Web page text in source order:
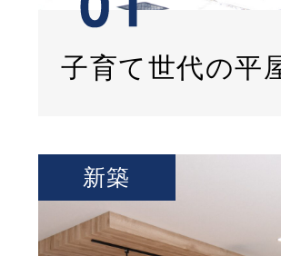
子育て世代の平
新築